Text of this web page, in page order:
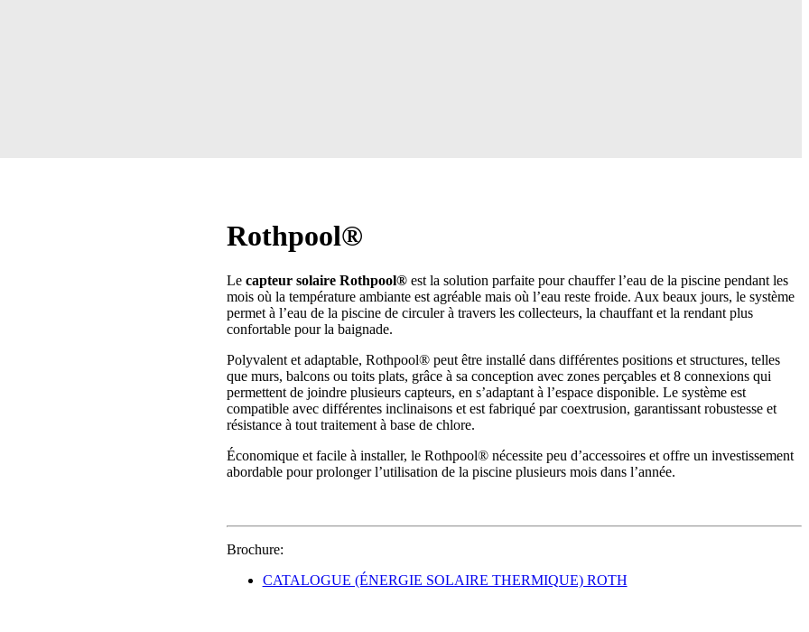
Rothpool®
Le capteur solaire Rothpool®est la solution parfaite pour chauffer l’eau de la piscine pendant les
mois où la température ambiante est agréable mais où l’eau reste froide. Aux beaux jours, le système
permet à l’eau de la piscine de circuler à travers les collecteurs, la chauffant et la rendant plus
confortable pour la baignade.
Polyvalent et adaptable, Rothpool® peut être installé dans différentes positions et structures, telles
que murs, balcons ou toits plats, grâce à sa conception avec zones perçables et 8 connexions qui
permettent de joindre plusieurs capteurs, en s’adaptant à l’espace disponible. Le système est
compatible avec différentes inclinaisons et est fabriqué par coextrusion, garantissant robustesse et
résistance à tout traitement à base de chlore.
Économique et facile à installer, le Rothpool® nécessite peu d’accessoires et offre un investissement
abordable pour prolonger l’utilisation de la piscine plusieurs mois dans l’année.
Brochure:
CATALOGUE (ÉNERGIE SOLAIRE THERMIQUE) ROTH